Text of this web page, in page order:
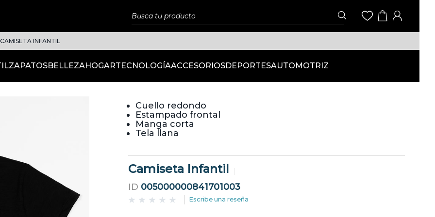
CAMISETA INFANTIL
ZAPATOSBELLEZAHOGARTECNOLOGÍAACCESORIOSDEPORTESAUTOMOTRIZ
Cuello redondo
Estampado frontal
Manga corta
Tela llana
Camiseta Infantil
ID 005000000841701003
Escribe una reseña